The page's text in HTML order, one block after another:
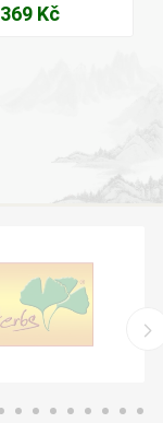
369 Kč